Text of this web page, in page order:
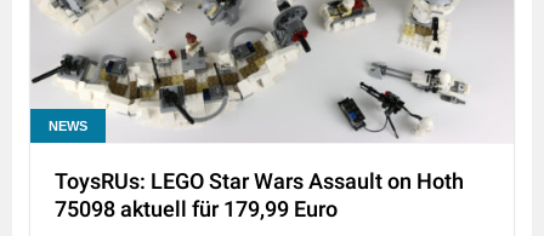
NEWS
ToysRUs: LEGO Star Wars Assault on Hoth
75098 aktuell für 179,99 Euro